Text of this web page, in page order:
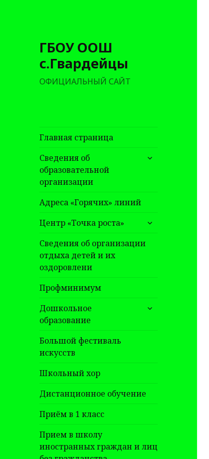
ГБОУ ООШ
с.Гвардейцы
ОФИЦИАЛЬНЫЙ САЙТ
Главная страница
Сведения об
образовательной
организации
раскрыть
Адреса «Горячих» линий
Центр «Точка роста»
раскрыть
дочернее
меню
Сведения об организации
отдыха детей и их
оздоровлени
Профминимум
Дошкольное
образование
раскрыть
Большой фестиваль
искусств
Школьный хор
Дистанционное обучение
Приём в 1 класс
Прием в школу
иностранных граждан и лиц